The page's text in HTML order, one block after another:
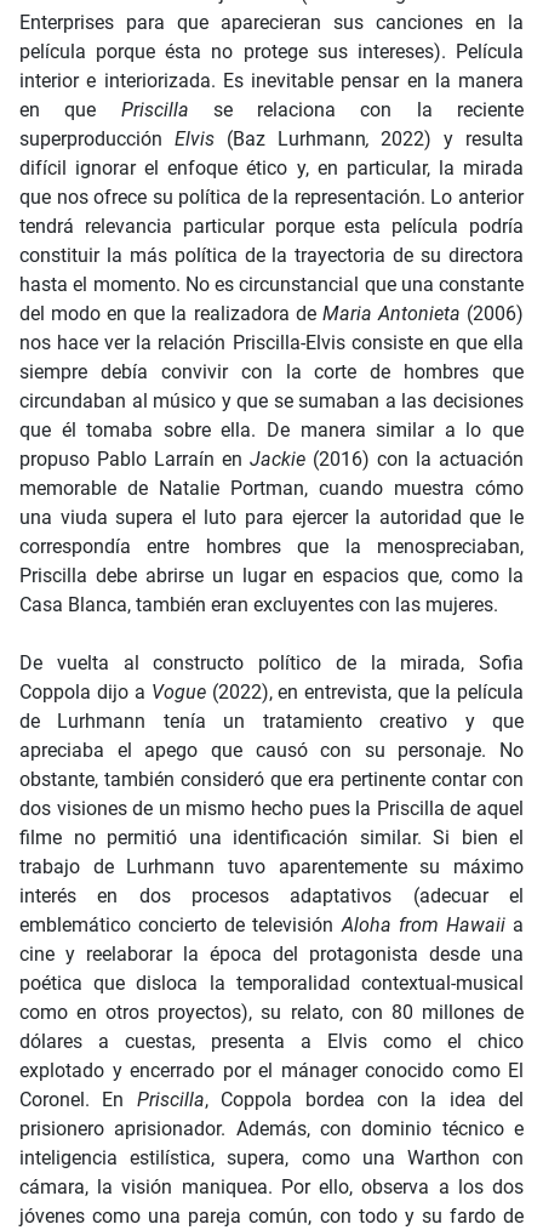
Enterprises para que aparecieran sus canciones en la
película porque ésta no protege sus intereses). Película
interior e interiorizada. Es inevitable pensar en la manera
en que Priscilla se relaciona
con la reciente
superproducción Elvis (Baz Lurhmann,2022) y resulta
difícil ignorar el enfoque ético y, en particular, la mirada
que nos ofrece su política de la representación. Lo anterior
tendrá relevancia particular porque esta película podría
constituir la más política de la trayectoria de su directora
hasta el momento. No es circunstancial que una constante
del modo en que la realizadora de Maria Antonieta (2006)
nos hace ver la relación Priscilla-Elvis consiste en que ella
siempre debía convivir con la corte de hombres que
circundaban al músico y que se sumaban a las decisiones
que él tomaba sobre ella. De manera similar a lo que
propuso Pablo Larraín en Jackie (2016) con la actuación
memorable de Natalie Portman, cuando muestra cómo
una viuda supera el luto para ejercer la autoridad que le
correspondía entre hombres que la menospreciaban,
Priscilla debe abrirse un lugar en espacios que, como la
Casa Blanca, también eran excluyentes con las mujeres.
De vuelta al constructo político de la mirada, Sofia
Coppola dijo a Vogue(2022), en entrevista, que la película
de Lurhmann tenía un tratamiento creativo y que
apreciaba el apego que causó con su personaje. No
obstante, también consideró que era pertinente contar con
dos visiones de un mismo hecho pues la Priscilla de aquel
filme no permitió una identificación similar. Si bien el
trabajo de Lurhmann tuvo aparentemente su máximo
interés en dos procesos adaptativos (adecuar el
emblemático concierto de televisiónAloha from Hawaiia
cine y reelaborar la época del protagonista desde una
poética que disloca la temporalidad contextual-musical
como en otros proyectos), su relato, con 80 millones de
dólares a cuestas, presenta a Elvis como el chico
explotado y encerrado por el mánager conocido como El
Coronel. En Priscilla, Coppola bordea con la idea del
prisionero aprisionador. Además, con dominio técnico e
inteligencia estilística, supera, como una Warthon con
cámara, la visión maniquea. Por ello, observa a los dos
jóvenes como una pareja común, con todo y su fardo de